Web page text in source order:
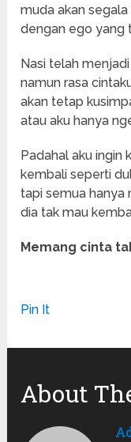
muda akan segala
dengan ego yang
Nasi telah
namun rasa
akan tetap
atau aku hanya
Padahal aku ingin
kembali seperti
tapi semua hanya
dia tak mau
Memang cinta
Pin It
About